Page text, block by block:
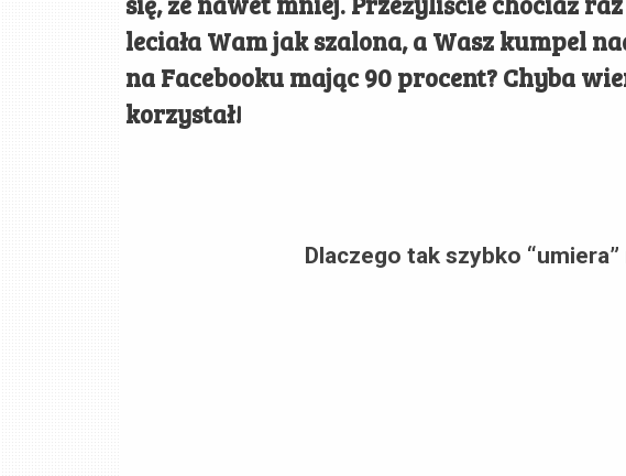
leciała Wam jak szalona, a Wasz kumpel
na Facebooku mając 90 procent? Chyba
korzystał!
Dlaczego tak szybko